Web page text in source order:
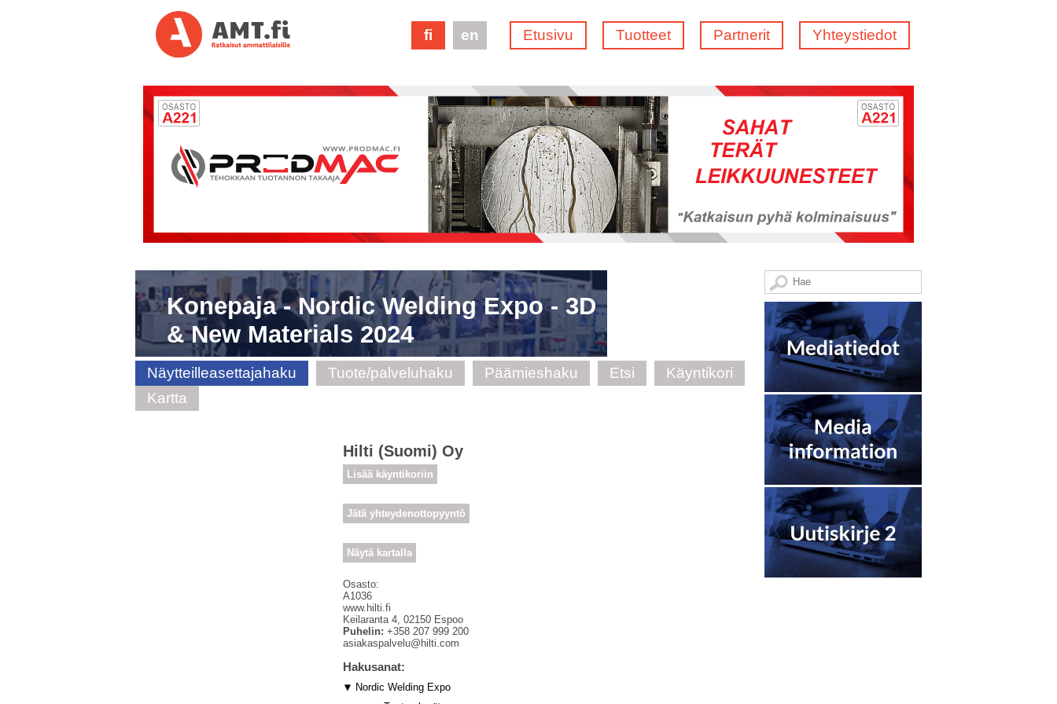
Etusivu Tuotteet Partnerit Yhteystiedot
fi en
Konepaja - Nordic Welding Expo - 3D
& New Materials 2024
Näytteilleasettajahaku Tuote/palveluhaku Päämieshaku Etsi
Käyntikori
Kartta
Hilti (Suomi) Oy
Lisää käyntikoriin
Jätä yhteydenottopyyntö
Näytä kartalla
Osasto:
A1036
www.hilti.fi
Keilaranta 4 02150 Espoo
Puhelin: +358 207 999 200
asiakaspalvelu@hilti.com
Hakusanat:
Nordic Welding Expo